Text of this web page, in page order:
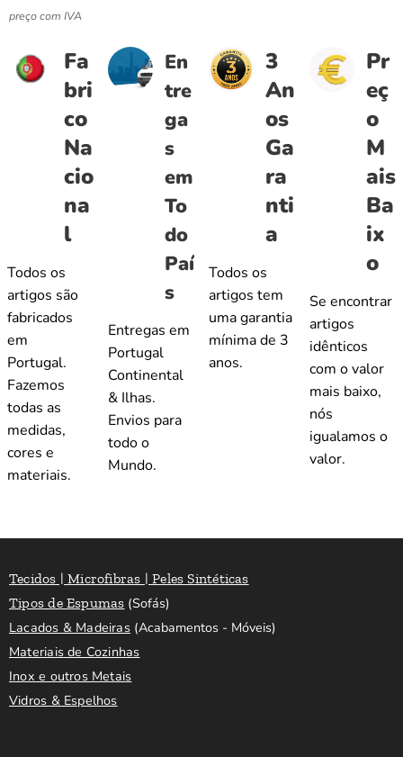
preço com IVA
Fa
bri
co
Na
cio
na
l
Todos os
artigos são
fabricados
em
Portugal.
Fazemos
todas as
medidas,
cores e
materiais.
En
tre
ga
s
em
To
do
Paí
s
Entregas em
Portugal
Continental
& Ilhas.
Envios para
todo o
Mundo.
3
An
os
Ga
ra
nti
a
Todos os
artigos tem
uma garantia
mínima de 3
anos.
Pr
eç
o
M
ais
Ba
ix
o
Se encontrar
artigos
idênticos
com o valor
mais baixo,
nós
igualamos o
valor.
Tecidos | Microfibras | Peles Sintéticas
Tipos de Espumas (Sofás)
Lacados & Madeiras(Acabamentos - Móveis)
Materiais de Cozinhas
Inox e outros Metais
Vidros & Espelhos